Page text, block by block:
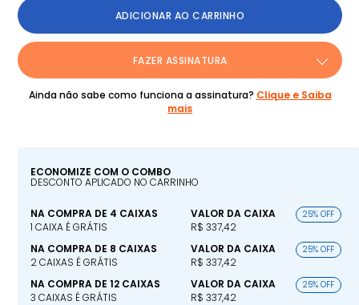
ADICIONAR AO CARRINHO
FAZER ASSINATURA
Ainda não sabe como funciona a assinatura? Clique e Saiba
mais
ECONOMIZE COM O COMBO
DESCONTO APLICADO NO CARRINHO
NA COMPRA DE 4 CAIXAS
1 CAIXA É GRÁTIS
VALOR DA CAIXA
R$ 337,42
25% OFF
NA COMPRA DE 8 CAIXAS
2 CAIXAS É GRÁTIS
VALOR DA CAIXA
R$ 337,42
25% OFF
NA COMPRA DE 12 CAIXAS
3 CAIXAS É GRÁTIS
VALOR DA CAIXA
R$ 337,42
25% OFF